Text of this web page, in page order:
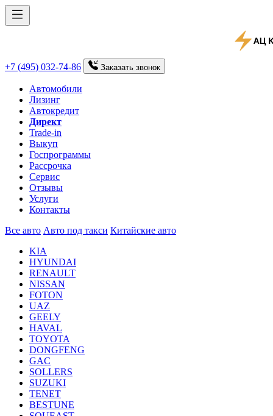
+7 (495) 032-74-86 Заказать звонок
Автомобили
Лизинг
Автокредит
Директ
Trade-in
Выкуп
Госпрограммы
Рассрочка
Сервис
Отзывы
Услуги
Контакты
Все авто Авто под такси Китайские авто
KIA
HYUNDAI
RENAULT
NISSAN
FOTON
UAZ
GEELY
HAVAL
TOYOTA
DONGFENG
GAC
SOLLERS
SUZUKI
TENET
BESTUNE